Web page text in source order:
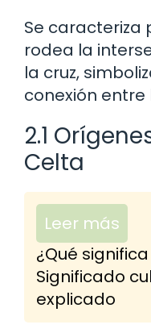
Se caracteriza
rodea la
la cruz,
conexión entre
2.1
Celta
Leer más
¿Qué
Significado
explicado